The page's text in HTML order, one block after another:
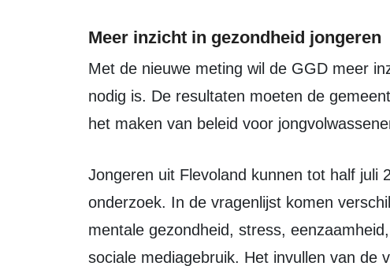
Meer inzicht in gezondheid jongeren
Met de nieuwe meting wil de GGD meer inzicht krijgen in waar ondersteuning
nodig is. De resultaten moeten de
het maken van beleid voor
Jongeren uit Flevoland kunnen tot half juli 2026 vrijwillig deelnemen aan het
onderzoek. In de vragenlijst komen
mentale gezondheid, stress,
sociale mediagebruik. Het invullen van de